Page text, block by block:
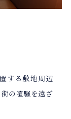
する敷地周辺
の喧騒を遠ざ